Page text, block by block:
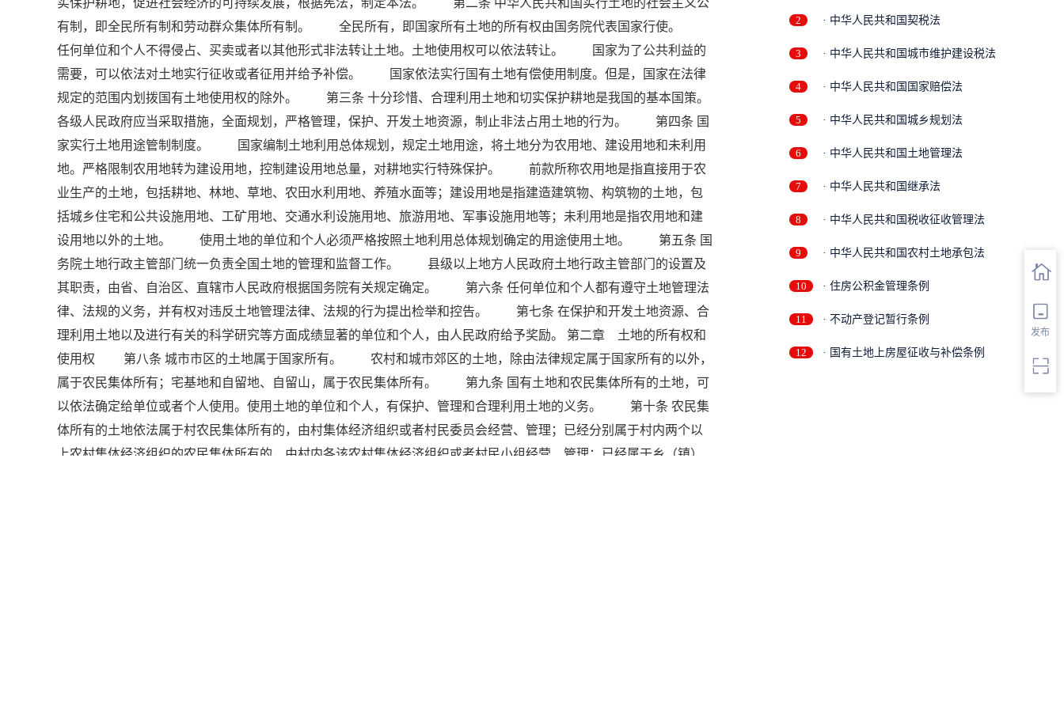
发布
2 · 中华人民共和国契税法
3 · 中华人民共和国城市维护建设税法
4 · 中华人民共和国国家赔偿法
5 · 中华人民共和国城乡规划法
6 · 中华人民共和国土地管理法
7 · 中华人民共和国继承法
8 · 中华人民共和国税收征收管理法
9 · 中华人民共和国农村土地承包法
10 · 住房公积金管理条例
11 · 不动产登记暂行条例
12 · 国有土地上房屋征收与补偿条例